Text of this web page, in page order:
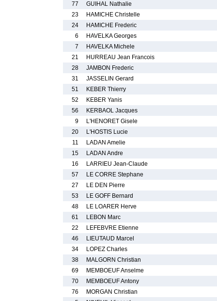
77
GUIHAL Nathalie
23
HAMICHE Christelle
24
HAMICHE Frederic
6
HAVELKA Georges
7
HAVELKA Michele
21
HURREAU Jean Francois
28
JAMBON Frederic
31
JASSELIN Gerard
51
KEBER Thierry
52
KEBER Yanis
56
KERBAOL Jacques
9
L'HENORET Gisele
20
L'HOSTIS Lucie
11
LADAN Amelie
15
LADAN Andre
16
LARRIEU Jean-Claude
57
LE CORRE Stephane
27
LE DEN Pierre
53
LE GOFF Bernard
48
LE LOARER Herve
61
LEBON Marc
22
LEFEBVRE Etienne
46
LIEUTAUD Marcel
34
LOPEZ Charles
38
MALGORN Christian
69
MEMBOEUF Anselme
70
MEMBOEUF Antony
76
MORGAN Christian